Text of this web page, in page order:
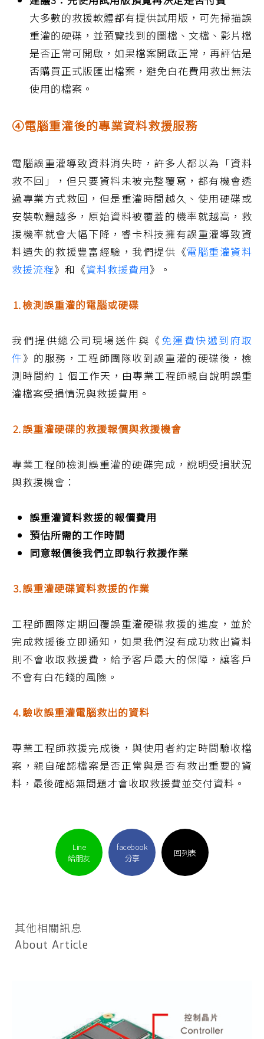
大多數的救援軟體都有提供試用版，可先掃描誤
重灌的硬碟，並預覽找到的圖檔、文檔、影片檔
是否正常可開啟，如果檔案開啟正常，再評估是
否購買正式版匯出檔案，避免白花費用救出無法
使用的檔案。
④電腦重灌後的專業資料救援服務
電腦誤重灌導致資料消失時，許多人都以為「資料
救不回」，但只要資料未被完整覆寫，都有機會透
過專業方式救回，但是重灌時間越久、使用硬碟或
安裝軟體越多，原始資料被覆蓋的機率就越高，救
援機率就會大幅下降，睿卡科技擁有誤重灌導致資
料遺失的救援豐富經驗，我們提供《電腦重灌資料
救援流程》和《資料救援費用》。
⒈檢測誤重灌的電腦或硬碟
我們提供總公司現場送件與《 免運費快遞到府取
件》的服務，工程師團隊收到誤重灌的硬碟後，檢
測時間約 1 個工作天，由專業工程師親自說明誤重
灌檔案受損情況與救援費用。
⒉誤重灌硬碟的救援報價與救援機會
專業工程師檢測誤重灌的硬碟完成，說明受損狀況
與救援機會：
誤重灌資料救援的報價費用
預估所需的工作時間
同意報價後我們立即執行救援作業
⒊誤重灌硬碟資料救援的作業
工程師團隊定期回覆誤重灌硬碟救援的進度，並於
完成救援後立即通知，如果我們沒有成功救出資料
則不會收取救援費，給予客戶最大的保障，讓客戶
不會有白花錢的風險。
⒋驗收誤重灌電腦救出的資料
專業工程師救援完成後，與使用者約定時間驗收檔
案，親自確認檔案是否正常與是否有救出重要的資
料，最後確認無問題才會收取救援費並交付資料。
Line
給朋友
facebook
分享
回列表
其他相關訊息
About Article